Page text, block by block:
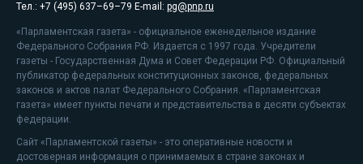
Тел.: +7 (495) 637–69–79 E-mail: pg@pnp.ru
«Парламентская газета» - официальное еженедельное издание
Федерального Собрания РФ. Издается с 1997 года. Учредители
газеты - Государственная Дума и Совет Федерации РФ. Официальный
публикатор федеральных конституционных законов, федеральных
законов и актов палат Федерального Собрания. «Парламентская
газета» имеет пункты печати и представительства в десяти субъектах
федерации.
Сайт «Парламентской газеты» - это оперативные новости и
достоверная информация о принимаемых в стране законах и